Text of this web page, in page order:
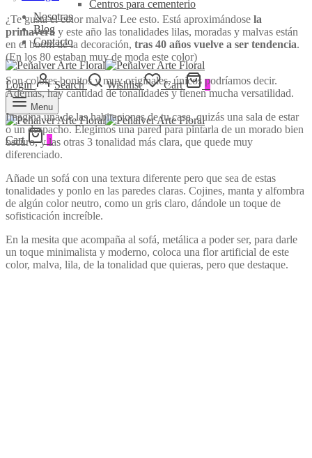
Centros para cementerio
Nosotras
Blog
Contacto
Login Search Wishlist Cart 0
Menu
Cart 0
¿Te gusta el color malva? Lee esto. Está aproximándose la
primavera y este año las tonalidades lilas, moradas y malvas están
en el boom de la decoración, tras 40 años vuelve a ser tendencia.
(En los 80 estaban muy de moda este color)
Son colores bonitos y muy originales, únicos podríamos decir.
Además, hay cantidad de tonalidades y tienen mucha versatilidad.
Imagina una de las habitaciones de tu casa, quizás una sala de estar
o un despacho. Elegimos una pared para pintarla de un morado bien
oscuro, y las otras 3 tonalidad más clara, que quede muy
diferenciado.
Añade un sofá con una textura diferente pero que sea de estas
tonalidades y ponlo en las paredes claras. Cojines, manta y alfombra
de algún color neutro, como un gris claro, dándole un toque de
sofisticación increíble.
En la mesita que acompaña al sofá, metálica a poder ser, para darle
un toque minimalista y moderno, coloca una flor artificial de este
color, malva, lila, de la tonalidad que quieras, pero que destaque.